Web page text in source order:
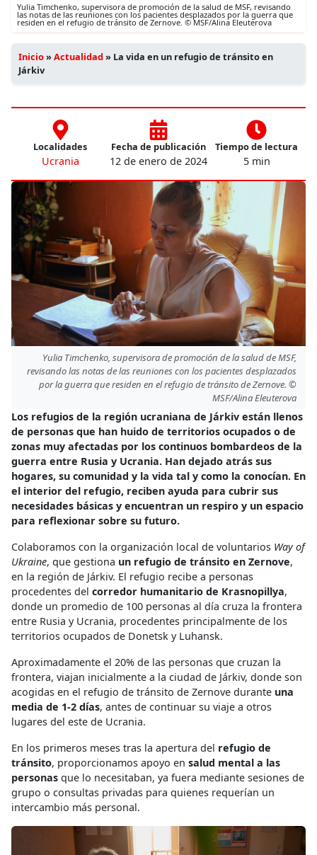
Yulia Timchenko, supervisora de promoción de la salud de MSF, revisando
las notas de las reuniones con los pacientes desplazados por la guerra que
residen en el refugio de tránsito de Zernove. © MSF/Alina Eleuterova
Inicio»Actualidad» La vida en un refugio de tránsito en
Járkiv
Localidades
Ucrania
Fecha de publicación
12 de enero de 2024
Tiempo de lectura
5 min
Yulia Timchenko, supervisora de promoción de la salud de MSF,
revisando las notas de las reuniones con los pacientes desplazados
por la guerra que residen en el refugio de tránsito de Zernove. ©
MSF/Alina Eleuterova
Los refugios de la región ucraniana de Járkiv están llenos
de personas que han huido de territorios ocupados o de
zonas muy afectadas por los continuos bombardeos de la
guerra entre Rusia y Ucrania. Han dejado atrás sus
hogares, su comunidad y la vida tal y como la conocían. En
el interior del refugio, reciben ayuda para cubrir sus
necesidades básicas y encuentran un respiro y un espacio
para reflexionar sobre su futuro.
Colaboramos con la organización local de voluntarios Way of
Ukraine, que gestiona un refugio de tránsito en Zernove,
en la región de Járkiv. El refugio recibe a personas
procedentes del corredor humanitario de Krasnopillya,
donde un promedio de 100 personas al día cruza la frontera
entre Rusia y Ucrania, procedentes principalmente de los
territorios ocupados de Donetsk y Luhansk.
Aproximadamente el 20% de las personas que cruzan la
frontera, viajan inicialmente a la ciudad de Járkiv, donde son
acogidas en el refugio de tránsito de Zernove durante una
media de 1-2 días, antes de continuar su viaje a otros
lugares del este de Ucrania.
En los primeros meses tras la apertura del refugio de
tránsito, proporcionamos apoyo en salud mental a las
personas que lo necesitaban, ya fuera mediante sesiones de
grupo o consultas privadas para quienes requerían un
intercambio más personal.